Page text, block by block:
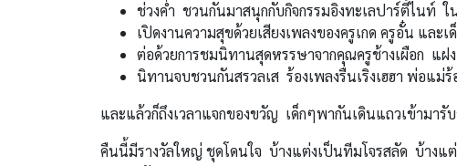
ช่วงค่ำ ชวนกันมาสนุกกับกิจกรรมอิงทะเลปาร์ตี้ไนท์ ใ
เปิดงานความสุขด้วยเสียงเพลงของครูเกด ครูอั๋น แล
ต่อด้วยการชมนิทานสุดหรรษาจากคุณครูช้างเผือก แฝ
นิทานจบชวนกันสรวลเส ร้องเพลงรื่นเริงเฮฮา พ่อแ
และแล้วก็ถึงเวลาแจกของขวัญ เด็กๆพากันเดินแถวเข้ามา
คืนนี้มีรางวัลใหญ่ ชุดโดนใจ บ้างแต่งเป็นทีมโจรสลัด บ้าง